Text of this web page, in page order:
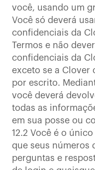
você, usando um
Você só deverá
confidenciais da
Termos e não
confidenciais da
exceto se a Clover
por escrito.
você deverá
todas as
em sua posse ou
12.2 Você é o
que seus números
perguntas e